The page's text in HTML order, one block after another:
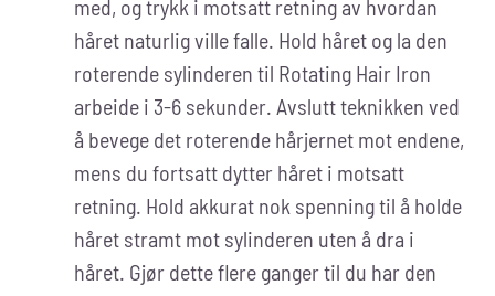
med, og trykk i motsatt retning av hvordan
håret naturlig ville falle. Hold håret og la den
roterende sylinderen til Rotating Hair Iron
arbeide i 3-6 sekunder. Avslutt teknikken ved
å bevege det roterende hårjernet mot endene,
mens du fortsatt dytter håret i motsatt
retning. Hold akkurat nok spenning til å holde
håret stramt mot sylinderen uten å dra i
håret. Gjør dette flere ganger til du har den